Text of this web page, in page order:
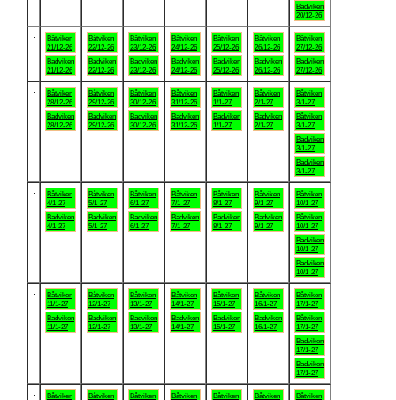
Badviken
20/12-26
Båtviken
21/12-26
Badviken
21/12-26
Båtviken
22/12-26
Badviken
22/12-26
Båtviken
23/12-26
Badviken
23/12-26
Båtviken
24/12-26
Badviken
24/12-26
Båtviken
25/12-26
Badviken
25/12-26
Båtviken
26/12-26
Badviken
26/12-26
Båtviken
27/12-26
Badviken
27/12-26
Båtviken
28/12-26
Badviken
28/12-26
Båtviken
29/12-26
Badviken
29/12-26
Båtviken
30/12-26
Badviken
30/12-26
Båtviken
31/12-26
Badviken
31/12-26
Båtviken
1/1-27
Badviken
1/1-27
Båtviken
2/1-27
Badviken
2/1-27
Båtviken
3/1-27
Båtviken
3/1-27
Badviken
3/1-27
Badviken
3/1-27
Båtviken
4/1-27
Badviken
4/1-27
Båtviken
5/1-27
Badviken
5/1-27
Båtviken
6/1-27
Badviken
6/1-27
Båtviken
7/1-27
Badviken
7/1-27
Båtviken
8/1-27
Badviken
8/1-27
Båtviken
9/1-27
Badviken
9/1-27
Båtviken
10/1-27
Båtviken
10/1-27
Badviken
10/1-27
Badviken
10/1-27
Båtviken
11/1-27
Badviken
11/1-27
Båtviken
12/1-27
Badviken
12/1-27
Båtviken
13/1-27
Badviken
13/1-27
Båtviken
14/1-27
Badviken
14/1-27
Båtviken
15/1-27
Badviken
15/1-27
Båtviken
16/1-27
Badviken
16/1-27
Båtviken
17/1-27
Båtviken
17/1-27
Badviken
17/1-27
Badviken
17/1-27
Båtviken
Båtviken
Båtviken
Båtviken
Båtviken
Båtviken
Båtviken